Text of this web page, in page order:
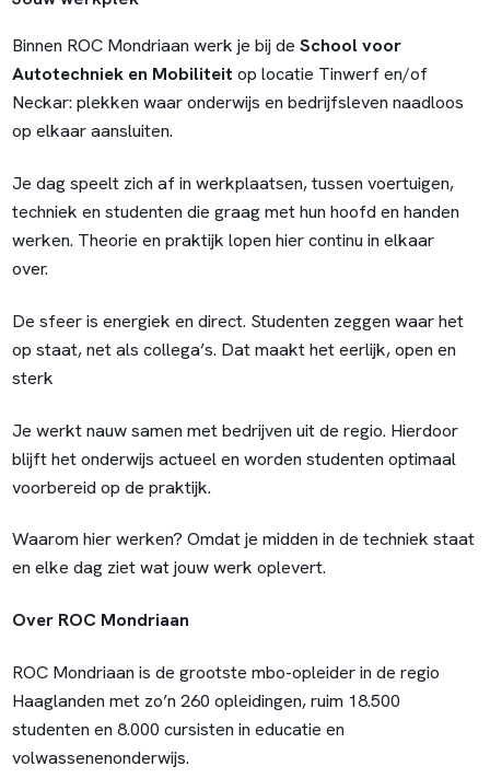
Binnen ROC Mondriaan werk je bij de School voor
Autotechniek en Mobiliteit op locatie Tinwerf en/of
Neckar: plekken waar onderwijs en bedrijfsleven naadloos
op elkaar aansluiten.
Je dag speelt zich af in werkplaatsen, tussen voertuigen,
techniek en studenten die graag met hun hoofd en handen
werken. Theorie en praktijk lopen hier continu in elkaar
over.
De sfeer is energiek en direct. Studenten zeggen waar het
op staat, net als collega’s. Dat maakt het eerlijk, open en
sterk
Je werkt nauw samen met bedrijven uit de regio. Hierdoor
blijft het onderwijs actueel en worden studenten optimaal
voorbereid op de praktijk.
Waarom hier werken? Omdat je midden in de techniek staat
en elke dag ziet wat jouw werk oplevert.
Over ROC Mondriaan
ROC Mondriaan is de grootste mbo-opleider in de regio
Haaglanden met zo’n 260 opleidingen, ruim 18.500
studenten en 8.000 cursisten in educatie en
volwassenenonderwijs.